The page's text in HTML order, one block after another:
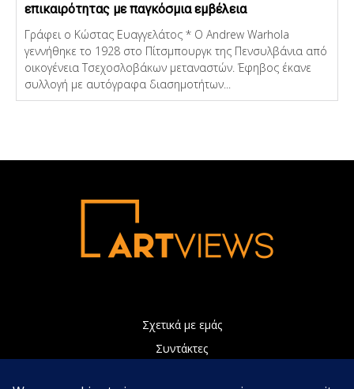
επικαιρότητας με παγκόσμια εμβέλεια
Γράφει ο Κώστας Ευαγγελάτος * Ο Andrew Warhola
γεννήθηκε το 1928 στο Πίτσμπουργκ της Πενσυλβάνια από
οικογένεια Τσεχοσλοβάκων μεταναστών. Έφηβος έκανε
συλλογή με αυτόγραφα διασημοτήτων...
Σχετικά με εμάς
Συντάκτες